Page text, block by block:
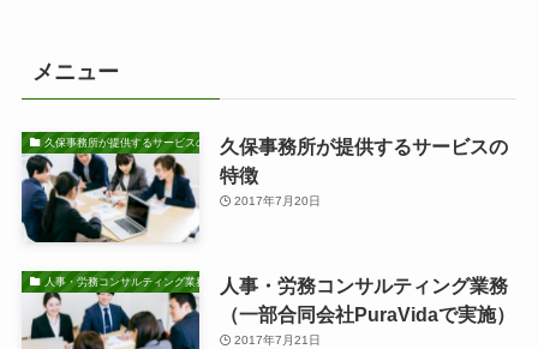
メニュー
久保事務所が提供するサービスの特徴久保事務所が提供するサービスの
特徴
2017年7月20日
人事・労務コンサルティング業務
人事・労務コンサルティング業務
（一部合同会社PuraVidaで実施）
2017年7月21日